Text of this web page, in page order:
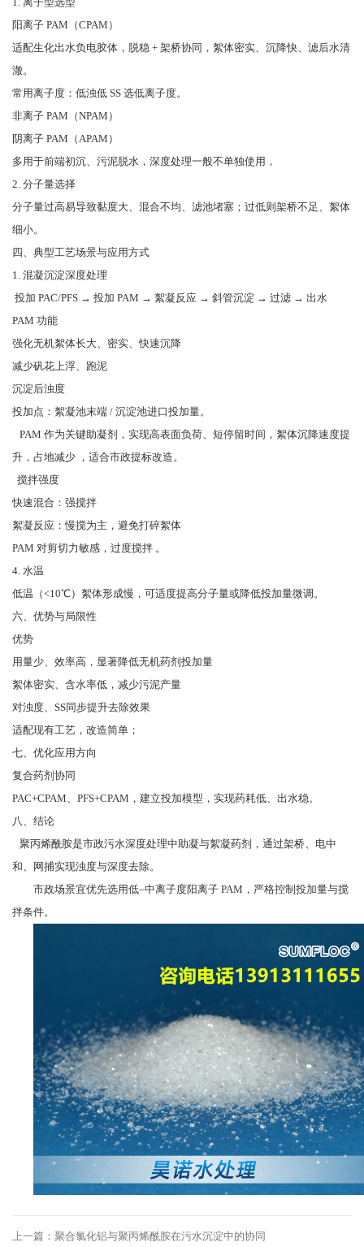
阳离子 PAM（CPAM）
适配生化出水负电胶体，脱稳 + 架桥协同，絮体密实、沉降快、滤后水清
澈。
常用离子度：低浊低 SS 选低离子度。
非离子 PAM（NPAM）
阴离子 PAM（APAM）
多用于前端初沉、污泥脱水，深度处理一般不单独使用，
2. 分子量选择
分子量过高易导致黏度大、混合不均、滤池堵塞；过低则架桥不足、絮体
细小。
四、典型工艺场景与应用方式
1. 混凝沉淀深度处理
投加 PAC/PFS → 投加 PAM → 絮凝反应 → 斜管沉淀 → 过滤 → 出水
PAM 功能
强化无机絮体长大、密实、快速沉降
减少矾花上浮、跑泥
沉淀后浊度
投加点：絮凝池末端 / 沉淀池进口投加量。
PAM 作为关键助凝剂，实现高表面负荷、短停留时间，絮体沉降速度提
升，占地减少 ，适合市政提标改造。
搅拌强度
快速混合：强搅拌
絮凝反应：慢搅为主，避免打碎絮体
PAM 对剪切力敏感，过度搅拌 。
4. 水温
低温（<10℃）絮体形成慢，可适度提高分子量或降低投加量微调。
六、优势与局限性
优势
用量少、效率高，显著降低无机药剂投加量
絮体密实、含水率低，减少污泥产量
对浊度、SS同步提升去除效果
适配现有工艺，改造简单；
七、优化应用方向
复合药剂协同
PAC+CPAM、PFS+CPAM，建立投加模型，实现药耗低、出水稳。
八、结论
聚丙烯酰胺是市政污水深度处理中助凝与絮凝药剂，通过架桥、电中
和、网捕实现浊度与深度去除。
市政场景宜优先选用低–中离子度阳离子 PAM，严格控制投加量与搅
拌条件。
上一篇：聚合氯化铝与聚丙烯酰胺在污水沉淀中的协同